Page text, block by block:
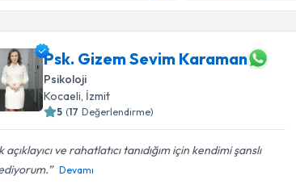
Psk. Gizem Sevim Karaman
Psikoloji
Kocaeli, İzmit
5 (17 Değerlendirme)
açıklayıcı ve rahatlatıcı tanıdığım için kendimi şanslı
Devamı